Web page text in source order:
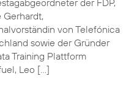
der FDP,
Gerhardt,
von Telefónica
sowie der Gründer
Training Plattform
Leo […]